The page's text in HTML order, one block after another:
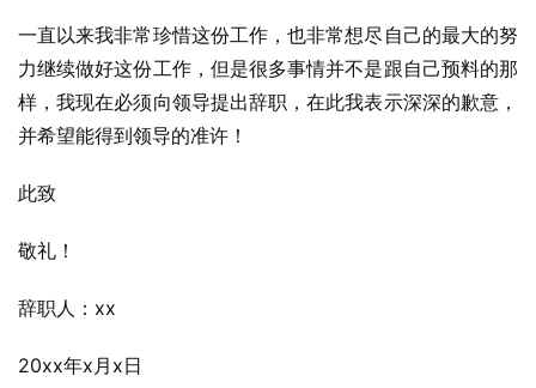
一直以来我非常珍惜这份工作，也非常想尽自己的最大的努
力继续做好这份工作，但是很多事情并不是跟自己预料的那
样，我现在必须向领导提出辞职，在此我表示深深的歉意，
并希望能得到领导的准许！
此致
敬礼！
辞职人：xx
20xx年x月x日